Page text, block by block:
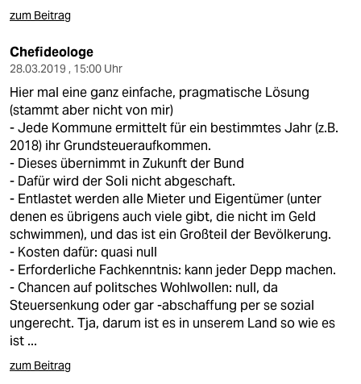
zum Beitrag
Chefideologe
28.03.2019 , 15:00 Uhr
Hier mal eine ganz einfache, pragmatische Lösung
(stammt aber nicht von mir)
- Jede Kommune ermittelt für ein bestimmtes Jahr (z.B.
2018) ihr Grundsteueraufkommen.
- Dieses übernimmt in Zukunft der Bund
- Dafür wird der Soli nicht abgeschaft.
- Entlastet werden alle Mieter und Eigentümer (unter
denen es übrigens auch viele gibt, die nicht im Geld
schwimmen), und das ist ein Großteil der Bevölkerung.
- Kosten dafür: quasi null
- Erforderliche Fachkenntnis: kann jeder Depp machen.
- Chancen auf politsches Wohlwollen: null, da
Steuersenkung oder gar -abschaffung per se sozial
ungerecht. Tja, darum ist es in unserem Land so wie es
ist ...
zum Beitrag